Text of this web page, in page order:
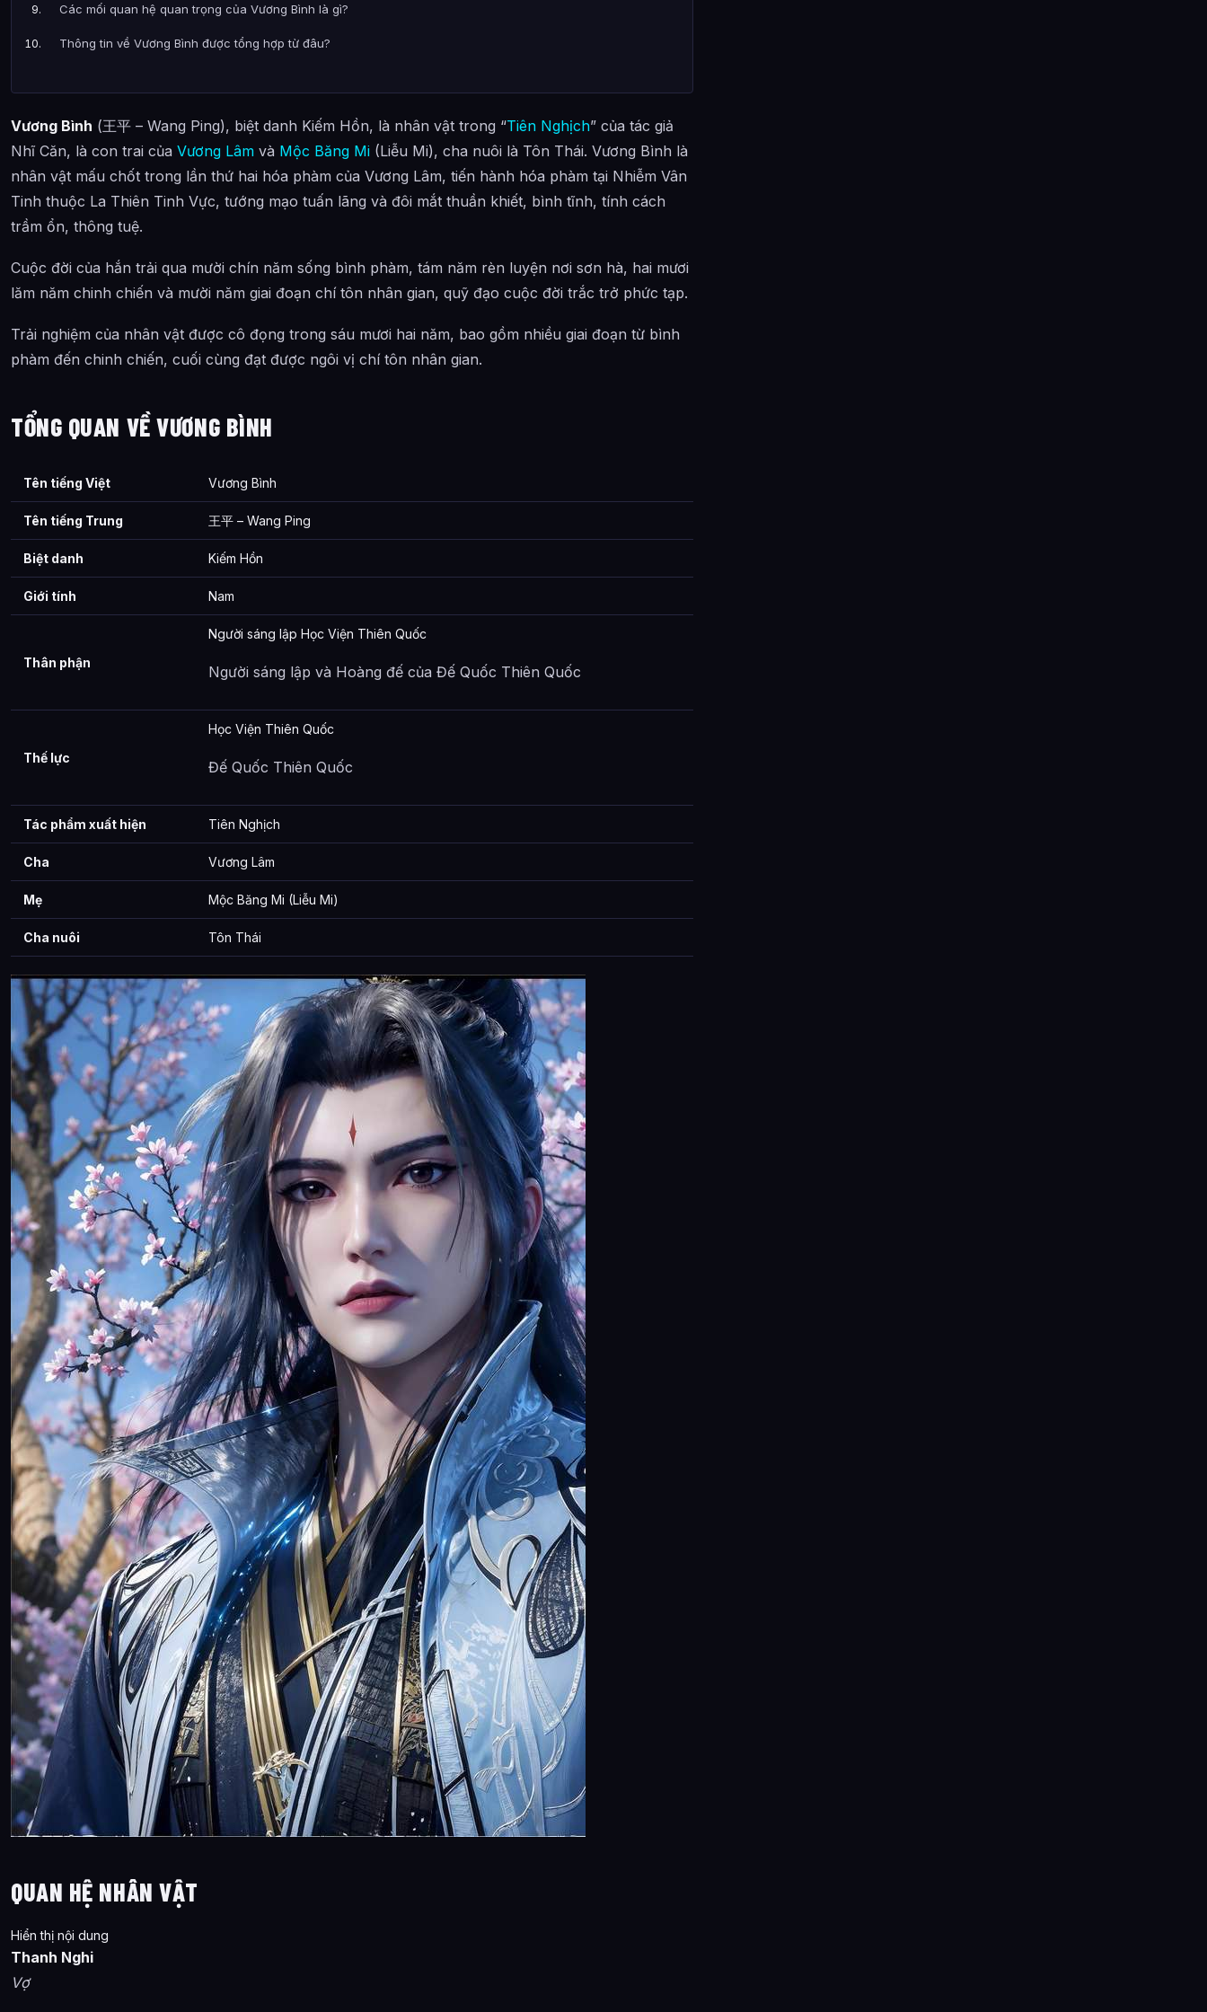
Các mối quan hệ quan trọng của Vương Bình là gì?
Thông tin về Vương Bình được tổng hợp từ đâu?
Vương Bình (王平 – Wang Ping), biệt danh Kiếm Hồn, là nhân vật trong “Tiên Nghịch” của tác giả
Nhĩ Căn, là con trai của Vương Lâm và Mộc Băng Mi (Liễu Mi), cha nuôi là Tôn Thái. Vương Bình là
nhân vật mấu chốt trong lần thứ hai hóa phàm của Vương Lâm, tiến hành hóa phàm tại Nhiễm Vân
Tinh thuộc La Thiên Tinh Vực, tướng mạo tuấn lãng và đôi mắt thuần khiết, bình tĩnh, tính cách
trầm ổn, thông tuệ.
Cuộc đời của hắn trải qua mười chín năm sống bình phàm, tám năm rèn luyện nơi sơn hà, hai mươi
lăm năm chinh chiến và mười năm giai đoạn chí tôn nhân gian, quỹ đạo cuộc đời trắc trở phức tạp.
Trải nghiệm của nhân vật được cô đọng trong sáu mươi hai năm, bao gồm nhiều giai đoạn từ bình
phàm đến chinh chiến, cuối cùng đạt được ngôi vị chí tôn nhân gian.
TỔNG QUAN VỀ VƯƠNG BÌNH
Tên tiếng Việt Vương Bình
Tên tiếng Trung 王平 – Wang Ping
Biệt danh Kiếm Hồn
Giới tính Nam
Thân phận
Người sáng lập Học Viện Thiên Quốc
Người sáng lập và Hoàng đế của Đế Quốc Thiên Quốc
Thế lực
Học Viện Thiên Quốc
Đế Quốc Thiên Quốc
Tác phẩm xuất hiện Tiên Nghịch
Cha Vương Lâm
Mẹ Mộc Băng Mi (Liễu Mi)
Cha nuôi Tôn Thái
QUAN HỆ NHÂN VẬT
Hiển thị nội dung
Thanh Nghi
Vợ